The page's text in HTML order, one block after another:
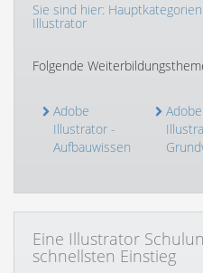
Sie sind hier: Hauptkategorien
Illustrator
Folgende
Adobe
Illustrator -
Aufbauwissen
Adobe
Eine Illustrator
schnellsten Einstieg